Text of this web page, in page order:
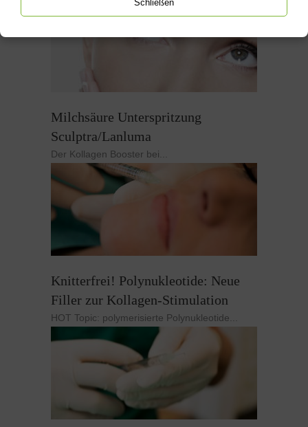
Milchsäure Unterspritzung
Sculptra/Lanluma
Der Kollagen Booster bei...
Knitterfrei! Polynukleotide: Neue
Filler zur Kollagen-Stimulation
HOT Topic: polymerisierte Polynukleotide...
Schließen